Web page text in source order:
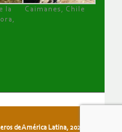
la
Caimanes, Chile
de América Latina, 2026